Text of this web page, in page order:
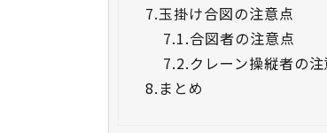
7.玉掛け合図の注意点
7.1.合図者の注意点
7.2.クレーン操縦者の注
8. まとめ